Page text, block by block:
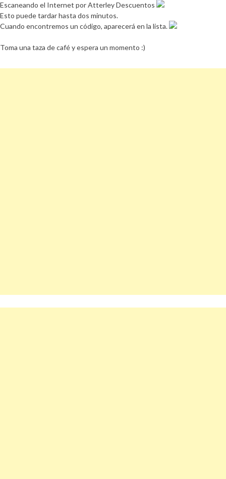
Escaneando el Internet por Atterley Descuentos
Esto puede tardar hasta dos minutos.
Cuando encontremos un código, aparecerá en la lista.
Toma una taza de café y espera un momento :)